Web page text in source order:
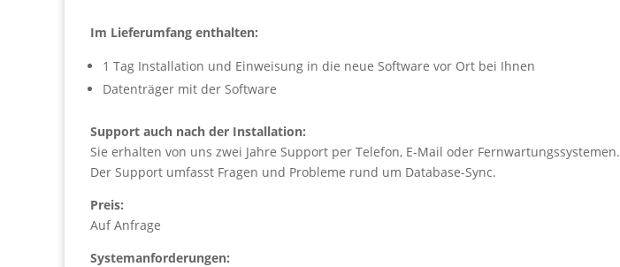
Im Lieferumfang enthalten:
1 Tag Installation und Einweisung in die neue Software vor Ort bei Ihnen
Datenträger mit der Software
Support auch nach der Installation:
Sie erhalten von uns zwei Jahre Support per Telefon, E-Mail oder Fernwartungssystemen.
Der Support umfasst Fragen und Probleme rund um Database-Sync.
Preis:
Auf Anfrage
Systemanforderungen: